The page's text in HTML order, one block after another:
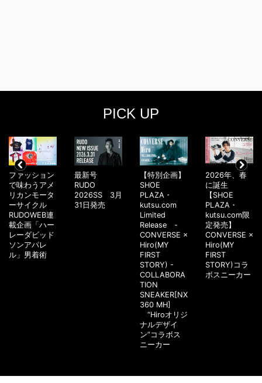
PICK UP
ファッション
で味わうアメ
リカンモータ
ーサイクル
RUDOWEB連
載企画「ハー
レーダビッド
ソンアパレ
ル」男着術
最新号
RUDO
2026SS 3月
31日発売
【特別企画】
SHOE
PLAZA・
kutsu.com
Limited
Release -
CONVERSE ×
Hiro(MY
FIRST
STORY) -
COLLABORA
TION
SNEAKER[NX
360 MH]
“Hiroオリジ
ナルデザイ
ン”コラボス
ニーカー
2026年、春
に誕生
【SHOE
PLAZA・
kutsu.com限
定発売】
CONVERSE ×
Hiro(MY
FIRST
STORY)コラ
ボスニーカー